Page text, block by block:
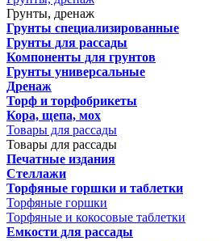
Грунты, дренаж
Грунты специализированные
Грунты для рассады
Компоненты для грунтов
Грунты универсальные
Дренаж
Торф и торфобрикеты
Кора, щепа, мох
Товары для рассады
Товары для рассады
Печатные издания
Стеллажи
Торфяные горшки и таблетки
Торфяные горшки
Торфяные и кокосовые таблетки
Емкости для рассады